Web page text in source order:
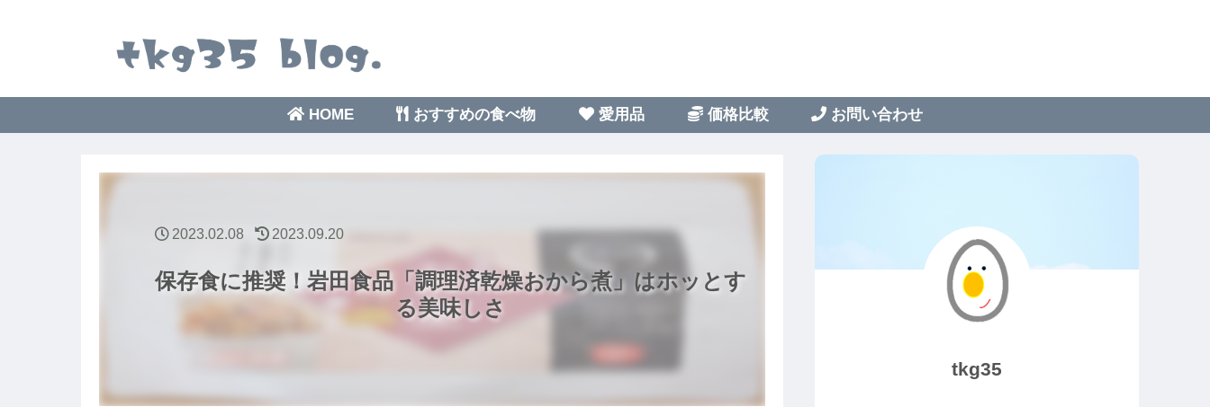
HOME おすすめの食べ物 愛用品 価格比較 お問い合わせ
保存食に推奨！岩田食品「調理済乾燥おから煮」はホッとす
る美味しさ
2023.02.08 2023.09.20
tkg35